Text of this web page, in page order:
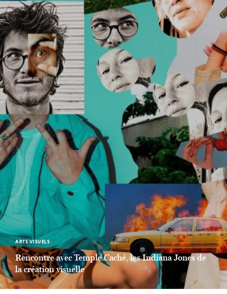
ARTS VISUELS
Rencontre avec Temple Caché, les Indiana Jones de
la création visuelle